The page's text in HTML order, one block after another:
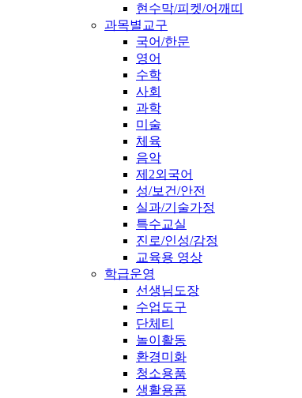
현수막/피켓/어깨띠
과목별교구
국어/한문
영어
수학
사회
과학
미술
체육
음악
제2외국어
성/보건/안전
실과/기술가정
특수교실
진로/인성/감정
교육용 영상
학급운영
선생님도장
수업도구
단체티
놀이활동
환경미화
청소용품
생활용품